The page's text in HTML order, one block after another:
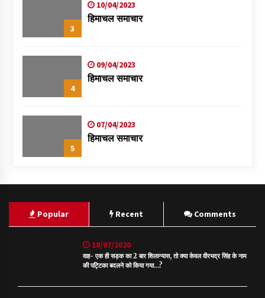
3
10/04/2023
हिमाचल समाचार
4
09/04/2023
हिमाचल समाचार
5
07/04/2023
हिमाचल समाचार
Popular Recent Comments
18/07/2020
वाह- एक ही सड़क का 2 बार शिलान्यास, तो क्या केवल वीरभद्र सिंह के नाम
की पट्टिका बदलने को किया गया…?